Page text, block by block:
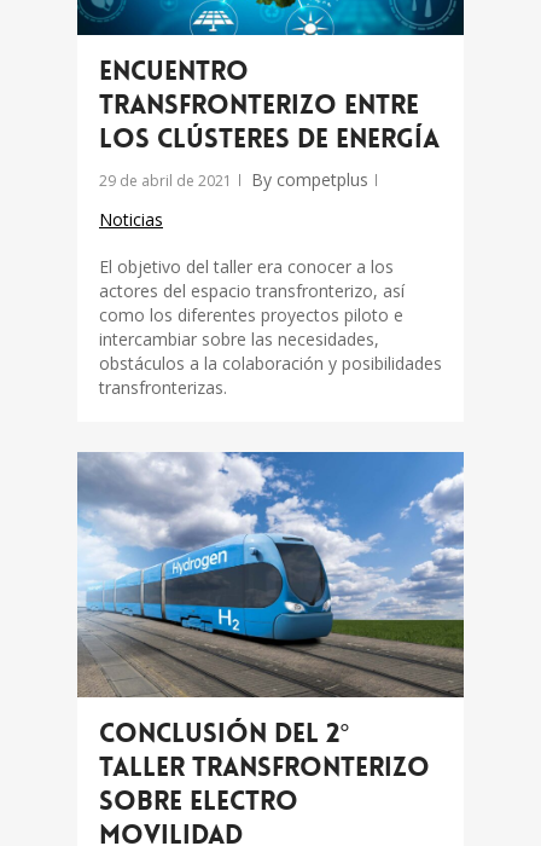
Encuentro
transfronterizo entre
los Clústeres de Energía
29 de abril de 2021 By competplus
Noticias
El objetivo del taller era conocer a los
actores del espacio transfronterizo, así
como los diferentes proyectos piloto e
intercambiar sobre las necesidades,
obstáculos a la colaboración y posibilidades
transfronterizas.
Conclusión del 2°
Taller Transfronterizo
sobre electro
movilidad